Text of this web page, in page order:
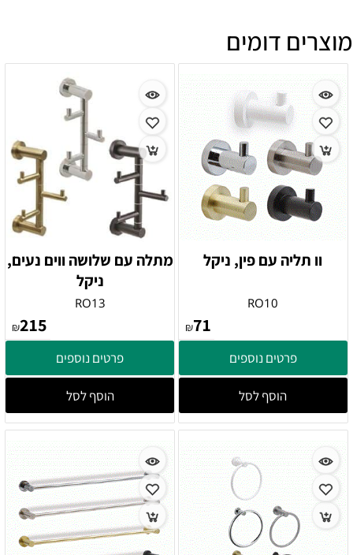
מוצרים דומים
וו תליה עם פין, ניקל
RO10
₪71
פרטים נוספים
הוסף לסל
מתלה עם שלושה ווים נעים,
ניקל
RO13
₪215
פרטים נוספים
הוסף לסל